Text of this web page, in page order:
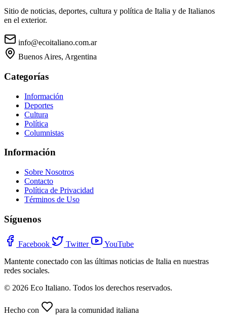
Sitio de noticias, deportes, cultura y política de Italia y de Italianos
en el exterior.
info@ecoitaliano.com.ar
Buenos Aires, Argentina
Categorías
Información
Deportes
Cultura
Política
Columnistas
Información
Sobre Nosotros
Contacto
Política de Privacidad
Términos de Uso
Síguenos
Facebook Twitter
YouTube
Mantente conectado con las últimas noticias de Italia en nuestras
redes sociales.
© 2026 Eco Italiano. Todos los derechos reservados.
Hecho con para la comunidad italiana